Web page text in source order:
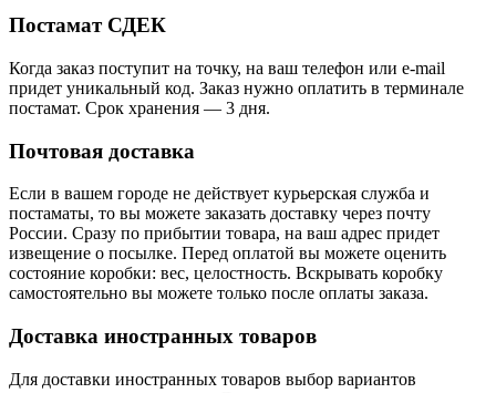
Постамат СДЕК
Когда заказ поступит на точку, на ваш телефон или e-mail
придет уникальный код. Заказ нужно оплатить в терминале
постамат. Срок хранения — 3 дня.
Почтовая доставка
Если в вашем городе не действует курьерская служба и
постаматы, то вы можете заказать доставку через почту
России. Сразу по прибытии товара, на ваш адрес придет
извещение о посылке. Перед оплатой вы можете оценить
состояние коробки: вес, целостность. Вскрывать коробку
самостоятельно вы можете только после оплаты заказа.
Доставка иностранных товаров
Для доставки иностранных товаров выбор вариантов